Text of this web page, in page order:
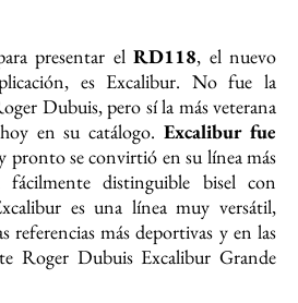
presentar el RD118, el nuevo
es Excalibur. No fue la
Dubuis, pero sí la más veterana
en su catálogo.Excalibur fue
pronto se convirtió en su línea más
distinguible bisel con
es una línea muy versátil,
referencias más deportivas y en las
Roger Dubuis Excalibur Grande